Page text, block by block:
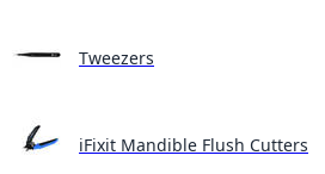
Tweezers
iFixit Mandible Flush Cutters